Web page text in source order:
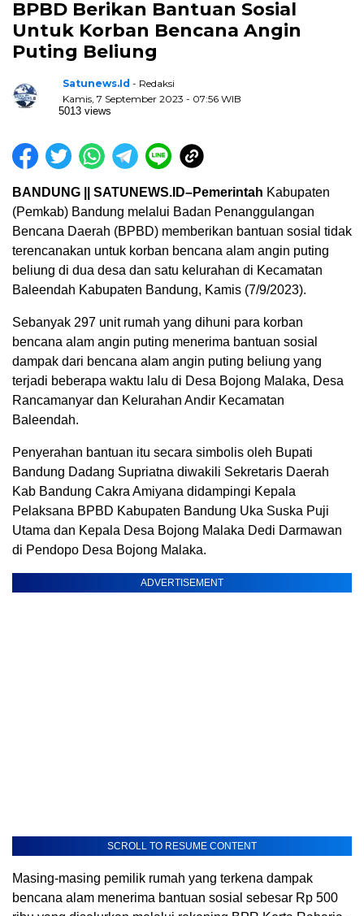
BPBD Berikan Bantuan Sosial
Untuk Korban Bencana Angin
Puting Beliung
Satunews.id - Redaksi
Kamis, 7 September 2023 - 07:56 WIB
5013 views
BANDUNG || SATUNEWS.ID–Pemerintah Kabupaten
(Pemkab) Bandung melalui Badan Penanggulangan
Bencana Daerah (BPBD) memberikan bantuan sosial tidak
terencanakan untuk korban bencana alam angin puting
beliung di dua desa dan satu kelurahan di Kecamatan
Baleendah Kabupaten Bandung, Kamis (7/9/2023).
Sebanyak 297 unit rumah yang dihuni para korban
bencana alam angin puting menerima bantuan sosial
dampak dari bencana alam angin puting beliung yang
terjadi beberapa waktu lalu di Desa Bojong Malaka, Desa
Rancamanyar dan Kelurahan Andir Kecamatan
Baleendah.
Penyerahan bantuan itu secara simbolis oleh Bupati
Bandung Dadang Supriatna diwakili Sekretaris Daerah
Kab Bandung Cakra Amiyana didampingi Kepala
Pelaksana BPBD Kabupaten Bandung Uka Suska Puji
Utama dan Kepala Desa Bojong Malaka Dedi Darmawan
di Pendopo Desa Bojong Malaka.
ADVERTISEMENT
SCROLL TO RESUME CONTENT
Masing-masing pemilik rumah yang terkena dampak
bencana alam menerima bantuan sosial sebesar Rp 500